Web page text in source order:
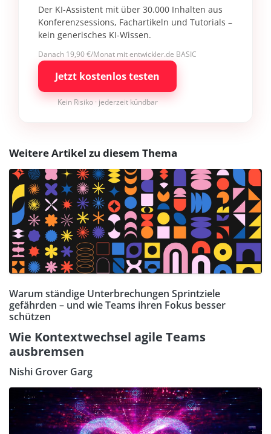
Der KI-Assistent mit über 30.000 Inhalten aus
Konferenzsessions, Fachartikeln und Tutorials –
kein generisches KI-Wissen.
Danach 19,90 €/Monat mit entwickler.de BASIC
Jetzt kostenlos testen
Kein Risiko · jederzeit kündbar
Weitere Artikel zu diesem Thema
Warum ständige Unterbrechungen Sprintziele
gefährden – und wie Teams ihren Fokus besser
schützen
Wie Kontextwechsel agile Teams
ausbremsen
Nishi Grover Garg